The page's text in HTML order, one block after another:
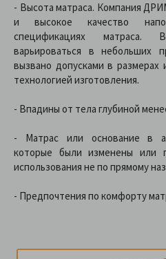
- Высота матраса. Компания
и высокое качество
спецификациях матраса.
варьироваться в небольших
вызвано допусками в размерах
технологией изготовления.
- Впадины от тела глубиной
- Матрас или основание в
которые были изменены или
использования не по прямому
- Предпочтения по комфорту